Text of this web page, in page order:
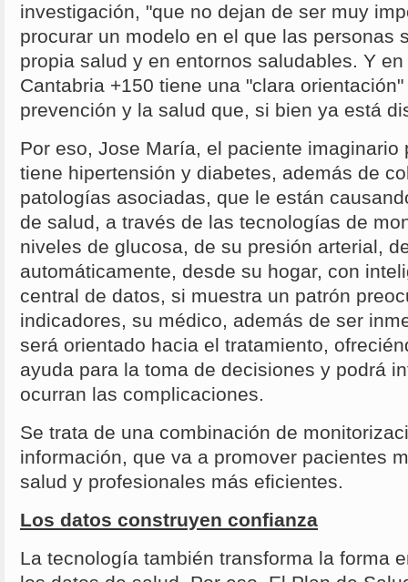
investigación, "que no dejan de ser muy
procurar un modelo en el que las personas
propia salud y en entornos saludables. Y
Cantabria +150 tiene una "clara
prevención y la salud que, si bien ya está
Por eso, Jose María, el paciente imaginario
tiene hipertensión y diabetes, además de
patologías asociadas, que le están
de salud, a través de las tecnologías de
niveles de glucosa, de su presión arterial,
automáticamente, desde su hogar, con
central de datos, si muestra un patrón
indicadores, su médico, además de ser
será orientado hacia el tratamiento,
ayuda para la toma de decisiones y podrá
ocurran las complicaciones.
Se trata de una combinación de
información, que va a promover pacientes
salud y profesionales más eficientes.
Los datos construyen confianza
La tecnología también transforma la forma